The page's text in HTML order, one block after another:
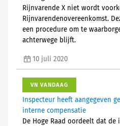
Rijnvarende X niet wordt
Rijnvarendenovereenkomst.
een procedure om te
achterwege blijft.
10 juli 2020
VN VANDAAG
Inspecteur heeft aangegeven
interne compensatie
De Hoge Raad oordeelt dat